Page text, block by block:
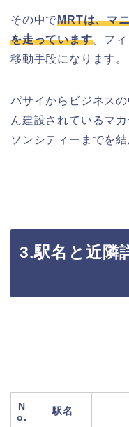
その中でMRTは、マ
を走っています。フ
移動手段になります。
パサイからビジネス
ん建設されているマ
ソンシティーまでを結
3.駅名と近隣
N
o.
駅名